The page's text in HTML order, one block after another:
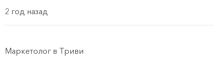
2 год назад
Маркетолог в Триви